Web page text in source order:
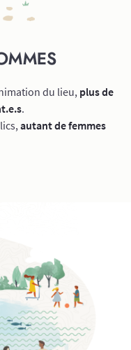
du lieu, plus de
.
autant de femmes